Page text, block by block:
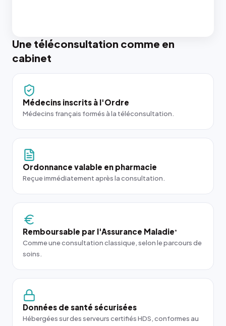
Une téléconsultation comme en
cabinet
Médecins inscrits à l'Ordre
Médecins français formés à la téléconsultation.
Ordonnance valable en pharmacie
Reçue immédiatement après la consultation.
Remboursable par l'Assurance Maladie*
Comme une consultation classique, selon le parcours de
soins.
Données de santé sécurisées
Hébergées sur des serveurs certifiés HDS, conformes au